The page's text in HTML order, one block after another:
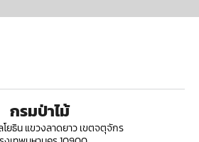
กรมป่าไม้
ยธิน แขวงลาดยาว เขตจตุจักร